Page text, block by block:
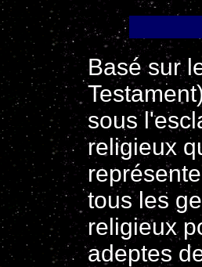
Basé sur
sous
religieux
tous les
religieux
adeptes